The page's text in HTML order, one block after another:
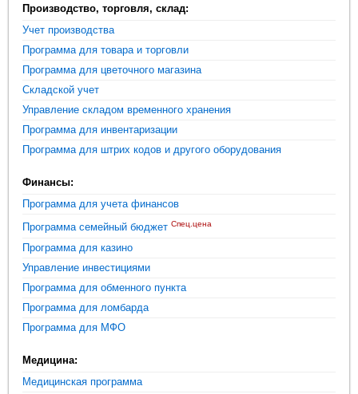
Производство, торговля, склад:
Учет производства
Программа для товара и торговли
Программа для цветочного магазина
Складской учет
Управление складом временного хранения
Программа для инвентаризации
Программа для штрих кодов и другого оборудования
Финансы:
Программа для учета финансов
Программа семейный бюджет Спец.цена
Программа для казино
Управление инвестициями
Программа для обменного пункта
Программа для ломбарда
Программа для МФО
Медицина:
Медицинская программа